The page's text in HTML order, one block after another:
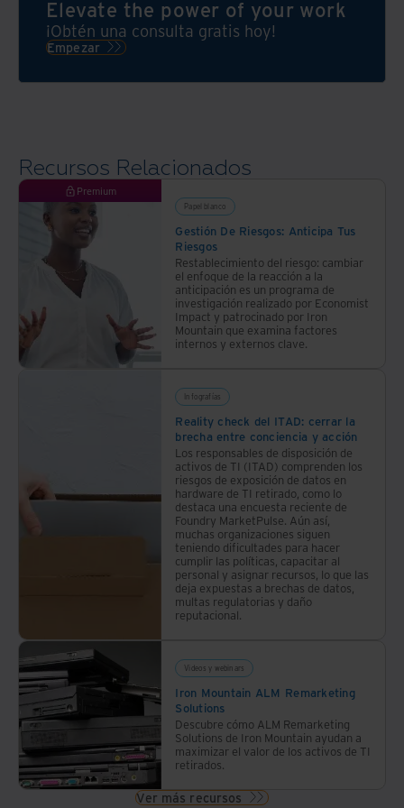
de ti
que
la
sostenibilidad
protegen
la
reputación
de la
marca
nuestros
clientes
valor
de lo
que
más
les
importa
manera
innovadora
responsable.
clientes
para
importa
de
forma
innovadora
y
socialmente
responsable.
Elevate the power of your work
¡Obtén una consulta gratis hoy!
Empezar
Recursos Relacionados
Premium
Papel blanco
Gestión De Riesgos: Anticipa Tus
Riesgos
Restablecimiento del riesgo: cambiar
el enfoque de la reacción a la
anticipación es un programa de
investigación realizado por Economist
Impact y patrocinado por Iron
Mountain que examina factores
internos y externos clave.
Infografías
Reality check del ITAD: cerrar la
brecha entre conciencia y acción
Los responsables de disposición de
activos de TI (ITAD) comprenden los
riesgos de exposición de datos en
hardware de TI retirado, como lo
destaca una encuesta reciente de
Foundry MarketPulse. Aún así,
muchas organizaciones siguen
teniendo dificultades para hacer
cumplir las políticas, capacitar al
personal y asignar recursos, lo que las
deja expuestas a brechas de datos,
multas regulatorias y daño
reputacional.
Videos y webinars
Iron Mountain ALM Remarketing
Solutions
Descubre cómo ALM Remarketing
Solutions de Iron Mountain ayudan a
maximizar el valor de los activos de TI
retirados.
Ver más recursos